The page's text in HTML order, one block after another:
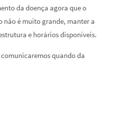
da doença agora que o
não é muito grande, manter a
e horários disponíveis.
quando da